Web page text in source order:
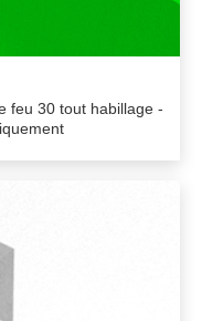
feu 30 tout habillage -